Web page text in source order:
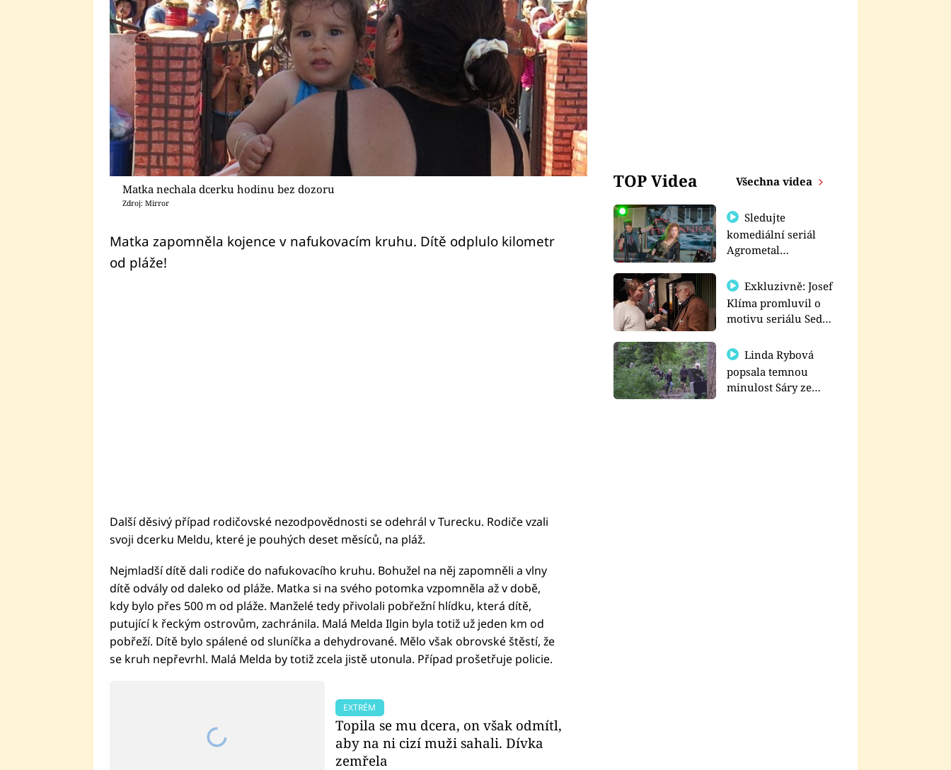
Matka nechala dcerku hodinu bez dozoru
Zdroj: Mirror
Matka zapomněla kojence v nafukovacím kruhu. Dítě odplulo kilometr
od pláže!
Další děsivý případ rodičovské nezodpovědnosti se odehrál v Turecku. Rodiče vzali
svoji dcerku Meldu, které je pouhých deset měsíců, na pláž.
Nejmladší dítě dali rodiče do nafukovacího kruhu. Bohužel na něj zapomněli a vlny
dítě odvály od daleko od pláže. Matka si na svého potomka vzpomněla až v době,
kdy bylo přes 500 m od pláže. Manželé tedy přivolali pobřežní hlídku, která dítě,
putující k řeckým ostrovům, zachránila. Malá Melda Ilgin byla totiž už jeden km od
pobřeží. Dítě bylo spálené od sluníčka a dehydrované. Mělo však obrovské štěstí, že
se kruh nepřevrhl. Malá Melda by totiž zcela jistě utonula. Případ prošetřuje policie.
EXTRÉM
Topila se mu dcera, on však odmítl,
aby na ni cizí muži sahali. Dívka
zemřela
TOP Videa Všechna videa
Sledujte
komediální seriál
Agrometal
prima+
Exkluzivně: Josef
Klíma promluvil o
motivu seriálu Sedm
Linda Rybová
popsala temnou
minulost Sáry ze